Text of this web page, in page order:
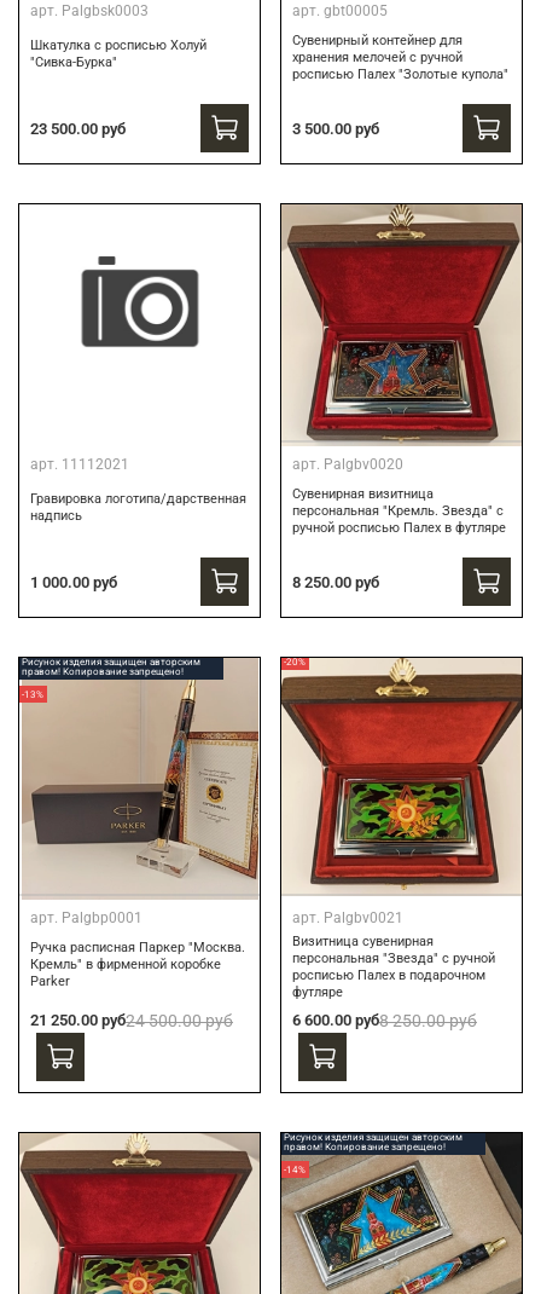
арт. Palgbsk0003
Шкатулка с росписью Холуй
"Сивка-Бурка"
23 500.00 руб
арт. gbt00005
Сувенирный контейнер для
хранения мелочей с ручной
росписью Палех "Золотые купола"
3 500.00 руб
арт. 11112021
Гравировка логотипа/дарственная
надпись
1 000.00 руб
арт. Palgbv0020
Сувенирная визитница
персональная "Кремль. Звезда" с
ручной росписью Палех в футляре
8 250.00 руб
Рисунок изделия защищен авторским
правом! Копирование запрещено!
-13%
арт. Palgbp0001
Ручка расписная Паркер "Москва.
Кремль" в фирменной коробке
Parker
21 250.00 руб24 500.00 руб
-20%
арт. Palgbv0021
Визитница сувенирная
персональная "Звезда" с ручной
росписью Палех в подарочном
футляре
6 600.00 руб8 250.00 руб
Рисунок изделия защищен авторским
правом! Копирование запрещено!
-14%